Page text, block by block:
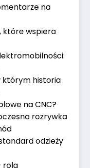
na
które wspiera
którym historia
na CNC?
rozrywka
odzieży
rola